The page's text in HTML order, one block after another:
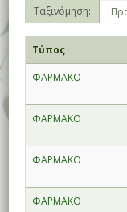
Ταξινόμηση:
Τύπος
ΦΑΡΜΑΚΟ
ΦΑΡΜΑΚΟ
ΦΑΡΜΑΚΟ
ΦΑΡΜΑΚΟ